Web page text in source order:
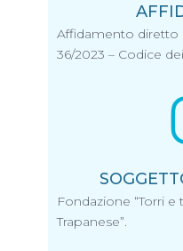
Affidamento diretto
36/2023 – Codice
Fondazione “Torri
Trapanese”.